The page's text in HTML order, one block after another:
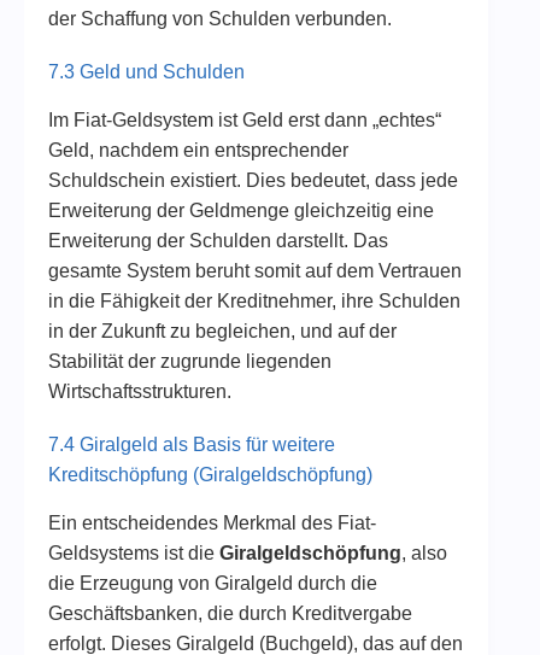
der Schaffung von Schulden verbunden.
7.3 Geld und Schulden
Im Fiat-Geldsystem ist Geld erst dann „echtes“
Geld, nachdem ein entsprechender
Schuldschein existiert. Dies bedeutet, dass jede
Erweiterung der Geldmenge gleichzeitig eine
Erweiterung der Schulden darstellt. Das
gesamte System beruht somit auf dem Vertrauen
in die Fähigkeit der Kreditnehmer, ihre Schulden
in der Zukunft zu begleichen, und auf der
Stabilität der zugrunde liegenden
Wirtschaftsstrukturen.
7.4 Giralgeld als Basis für weitere
Kreditschöpfung (Giralgeldschöpfung)
Ein entscheidendes Merkmal des Fiat-
Geldsystems ist die Giralgeldschöpfung, also
die Erzeugung von Giralgeld durch die
Geschäftsbanken, die durch Kreditvergabe
erfolgt. Dieses Giralgeld (Buchgeld), das auf den